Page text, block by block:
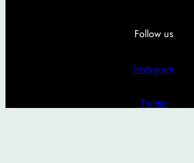
Follow us
Instagram
Twitter